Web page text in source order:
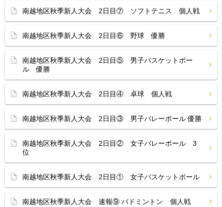
南越地区秋季新人大会 2日目⑦ ソフトテニス 個人戦
南越地区秋季新人大会 2日目⑥ 野球 優勝
南越地区秋季新人大会 2日目⑤ 男子バスケットボー
ル 優勝
南越地区秋季新人大会 2日目④ 卓球 個人戦
南越地区秋季新人大会 2日目③ 男子バレーボール 優勝
南越地区秋季新人大会 2日目② 女子バレーボール 3
位
南越地区秋季新人大会 2日目① 女子バスケットボール
南越地区秋季新人大会 速報⑨ バドミントン 個人戦